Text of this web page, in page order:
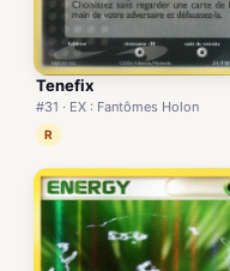
Tenefix
#31 · EX : Fantômes Holon
R